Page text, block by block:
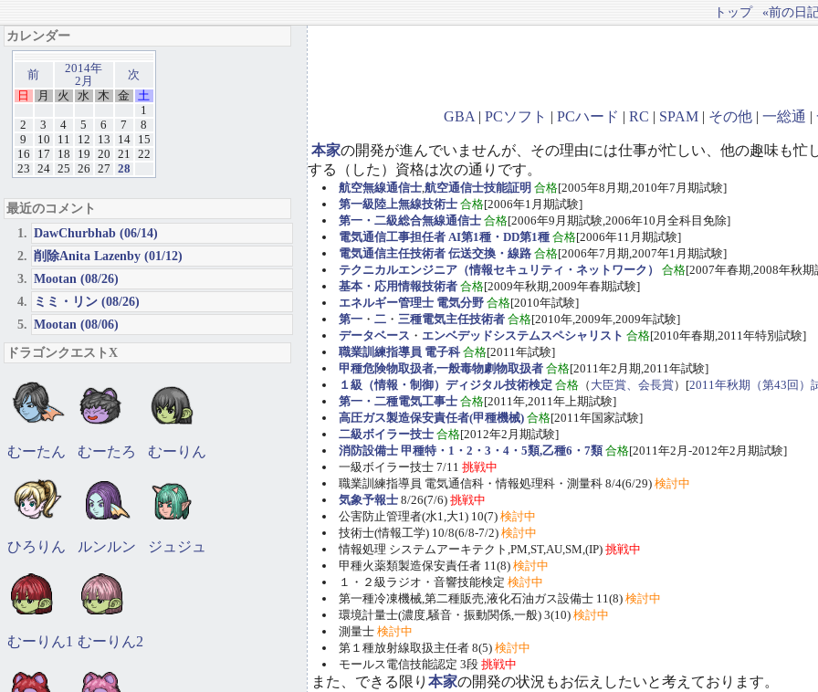
トップ «前の日
GBA | PCソフト | PCハード | RC | SPAM | その他 | 一総通 |
本家の開発が進んでいませんが、その理由には仕事が忙しい、他の趣味も
する（した）資格は次の通りです。
航空無線通信士,航空通信士技能証明 合格[2005年8月期,2010年7月期試験]
第一級陸上無線技術士 合格[2006年1月期試験]
第一・二級総合無線通信士 合格[2006年9月期試験,2006年10月全科目免除]
電気通信工事担任者 AI第1種・DD第1種 合格[2006年11月期試験]
電気通信主任技術者 伝送交換・線路 合格[2006年7月期,2007年1月期試験]
テクニカルエンジニア（情報セキュリティ・ネットワーク）
合格[2007年春期,2008年秋期
基本・応用情報技術者 合格[2009年秋期,2009年春期試験]
エネルギー管理士 電気分野 合格[2010年試験]
第一 ・ 二 ・ 三種電気主任技術者 合格[2010年,2009年,2009年試験]
データベース ・ エンベデッドシステムスペシャリスト 合格[2010年春期,2011年特別試験]
職業訓練指導員 電子科 合格[2011年試験]
甲種危険物取扱者,一般毒物劇物取扱者 合格[2011年2月期,2011年試験]
１級（情報・制御）ディジタル技術検定 合格 （ 大臣賞、会長賞）[2011年秋期（第43回）
第一・二種電気工事士 合格[2011年,2011年上期試験]
高圧ガス製造保安責任者(甲種機械) 合格[2011年国家試験]
二級ボイラー技士 合格[2012年2月期試験]
消防設備士 甲種特・1・2・3・4・5類,乙種6・7類 合格[2011年2月-2012年2月期試験]
一級ボイラー技士 7/11 挑戦中
職業訓練指導員 電気通信科・情報処理科・測量科 8/4(6/29) 検討中
気象予報士 8/26(7/6) 挑戦中
公害防止管理者(水1,大1) 10(7) 検討中
技術士(情報工学) 10/8(6/8-7/2) 検討中
情報処理 システムアーキテクト,PM,ST,AU,SM,(IP) 挑戦中
甲種火薬類製造保安責任者 11(8) 検討中
１・２級ラジオ・音響技能検定 検討中
第一種冷凍機械,第二種販売,液化石油ガス設備士 11(8) 検討中
環境計量士(濃度,騒音・振動関係,一般) 3(10) 検討中
測量士 検討中
第１種放射線取扱主任者 8(5) 検討中
モールス電信技能認定 3段 挑戦中
また、できる限り 本家の開発の状況もお伝えしたいと考えております。
カレンダー
前
2014年
2月
次
日
月 火 水 木 金
土
1
2
3 4 5 6 7
8
9
10 11 12 13 14
15
16
17 18 19 20 21
22
23
24 25 26 27 28
最近のコメント
DawChurbhab (06/14)
削除Anita Lazenby (01/12)
Mootan (08/26)
ミミ・リン (08/26)
Mootan (08/06)
ドラゴンクエストX
むーたん むーたろ むーりん
ひろりん ルンルン ジュジュ
むーりん1 むーりん2